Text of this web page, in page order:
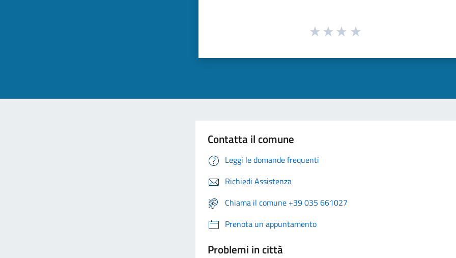
Contatta il comune
Leggi le domande frequenti
Richiedi Assistenza
Chiama il comune +39 035 661027
Prenota un appuntamento
Problemi in città